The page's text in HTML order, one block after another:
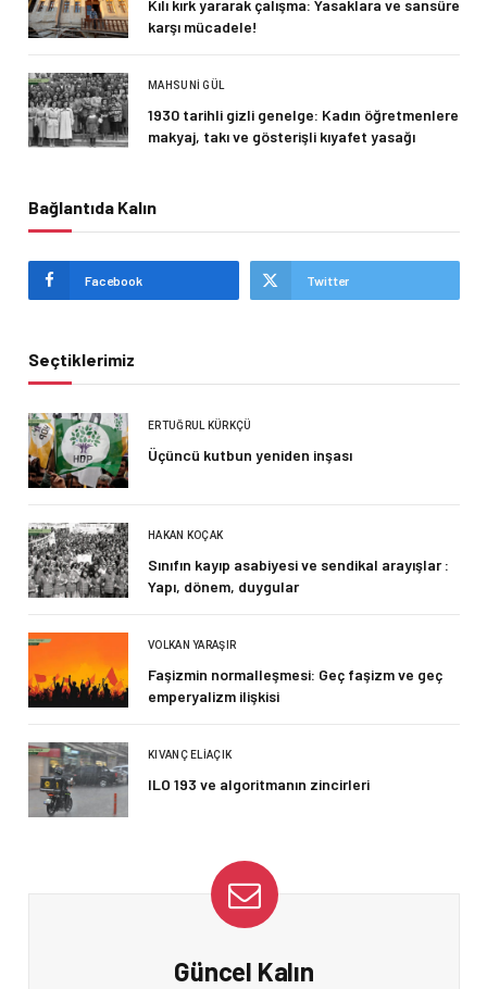
Kılı kırk yararak çalışma: Yasaklara ve sansüre
karşı mücadele!
MAHSUNI GÜL
1930 tarihli gizli genelge: Kadın öğretmenlere
makyaj, takı ve gösterişli kıyafet yasağı
Bağlantıda Kalın
Facebook Twitter
Seçtiklerimiz
ERTUĞRUL KÜRKÇÜ
Üçüncü kutbun yeniden inşası
HAKAN KOÇAK
Sınıfın kayıp asabiyesi ve sendikal arayışlar :
Yapı, dönem, duygular
VOLKAN YARAŞIR
Faşizmin normalleşmesi: Geç faşizm ve geç
emperyalizm ilişkisi
KIVANÇ ELIAÇIK
ILO 193 ve algoritmanın zincirleri
Güncel Kalın